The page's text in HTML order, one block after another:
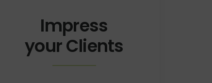
Impress
your Clients